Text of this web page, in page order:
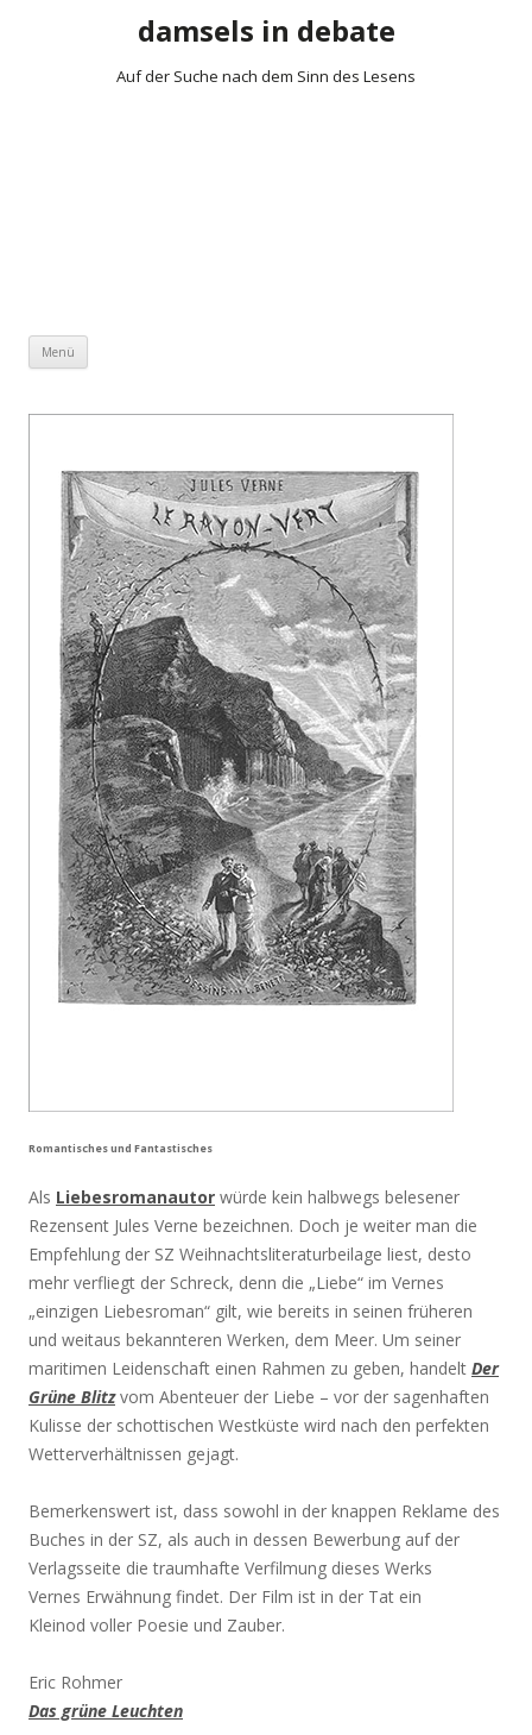
damsels in debate
Auf der Suche nach dem Sinn des Lesens
Menü
Romantisches und Fantastisches
Als Liebesromanautor würde kein halbwegs belesener
Rezensent Jules Verne bezeichnen. Doch je weiter man die
Empfehlung der SZ Weihnachtsliteraturbeilage liest, desto
mehr verfliegt der Schreck, denn die „Liebe“ im Vernes
„einzigen Liebesroman“ gilt, wie bereits in seinen früheren
und weitaus bekannteren Werken, dem Meer. Um seiner
maritimen Leidenschaft einen Rahmen zu geben, handelt Der
Grüne Blitzvom Abenteuer der Liebe – vor der sagenhaften
Kulisse der schottischen Westküste wird nach den perfekten
Wetterverhältnissen gejagt.
Bemerkenswert ist, dass sowohl in der knappen Reklame des
Buches in der SZ, als auch in dessen Bewerbung auf der
Verlagsseite die traumhafte Verfilmung dieses Werks
Vernes Erwähnung findet. Der Film ist in der Tat ein
Kleinod voller Poesie und Zauber.
Eric Rohmer
Das grüne Leuchten